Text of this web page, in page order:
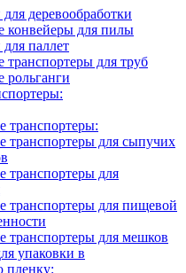
деревообработки
конвейеры для пилы
паллет
транспортеры для труб
транспортеры:
транспортеры для сыпучих
транспортеры для
транспортеры для пищевой
транспортеры для мешков
упаковки в
пленку: